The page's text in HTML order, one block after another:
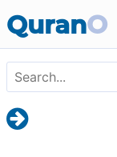
QuranO